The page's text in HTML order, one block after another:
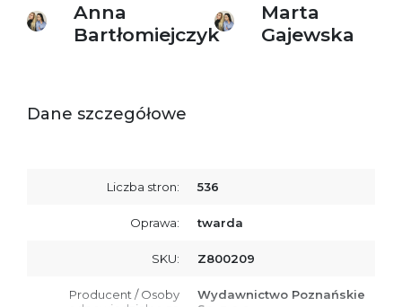
Anna
Bartłomiejczyk
Marta
Gajewska
Dane szczegółowe
Liczba stron: 536
Oprawa: twarda
SKU: Z800209
Producent / Osoby
Wydawnictwo Poznańskie